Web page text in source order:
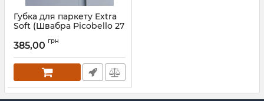
Губка для паркету Extra
Soft (Швабра Picobello 27
Артикул: 56609
385,00 грн